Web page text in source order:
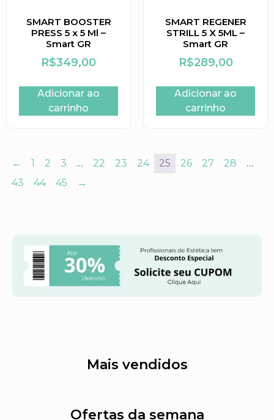
SMART BOOSTER
PRESS 5 x 5 Ml –
Smart GR
R$349,00
Adicionar ao
carrinho
SMART REGENER
STRILL 5 X 5ML –
Smart GR
R$289,00
Adicionar ao
carrinho
← 1 2 3 … 22 23 24 25 26 27 28
…
43
44 45 →
Mais vendidos
Ofertas da semana